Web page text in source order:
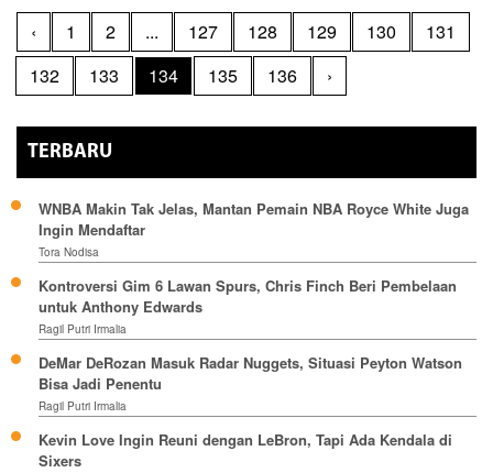
‹ 1 2 ... 127 128 129 130
131
132
133 134 135 136 ›
TERBARU
WNBA Makin Tak Jelas, Mantan Pemain NBA Royce White Juga
Ingin Mendaftar
Tora Nodisa
Kontroversi Gim 6 Lawan Spurs, Chris Finch Beri Pembelaan
untuk Anthony Edwards
Ragil Putri Irmalia
DeMar DeRozan Masuk Radar Nuggets, Situasi Peyton Watson
Bisa Jadi Penentu
Ragil Putri Irmalia
Kevin Love Ingin Reuni dengan LeBron, Tapi Ada Kendala di
Sixers